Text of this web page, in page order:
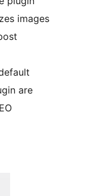
images
are